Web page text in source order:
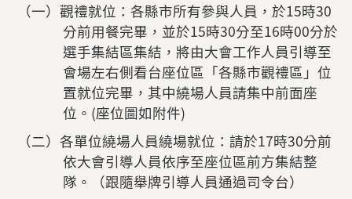
（一）觀禮就位：各縣市所有參與人員，於15時30
分前用餐完畢，並於15時30分至16時00分於
選手集結區集結，將由大會工作人員引導至
會場左右側看台座位區「各縣市觀禮區」位
置就位完畢，其中繞場人員請集中前面座
位。(座位圖如附件)
（二）各單位繞場人員繞場就位：請於17時30分前
依大會引導人員依序至座位區前方集結整
隊。（跟隨舉牌引導人員通過司令台）